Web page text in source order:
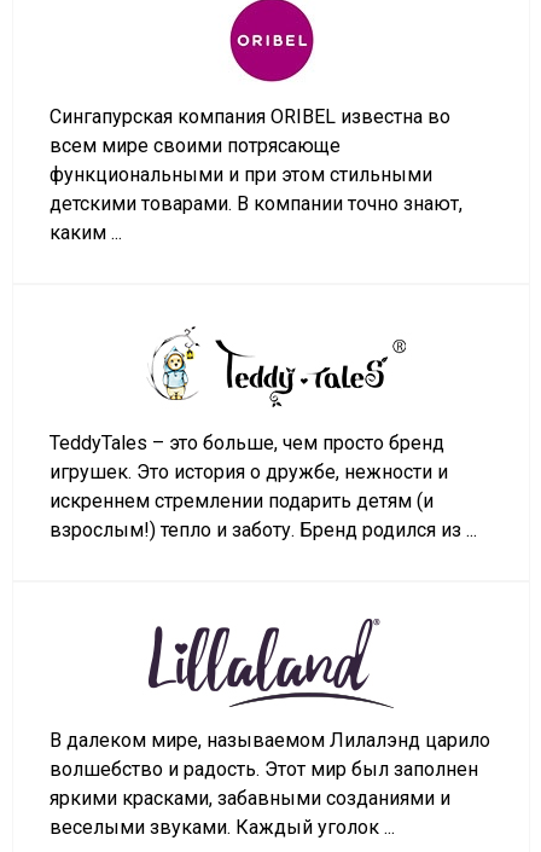
Сингапурская компания ORIBEL известна во
всем мире своими потрясающе
функциональными и при этом стильными
детскими товарами. В компании точно знают,
каким ...
TeddyTales – это больше, чем просто бренд
игрушек. Это история о дружбе, нежности и
искреннем стремлении подарить детям (и
взрослым!) тепло и заботу. Бренд родился из ...
В далеком мире, называемом Лилалэнд царило
волшебство и радость. Этот мир был заполнен
яркими красками, забавными созданиями и
веселыми звуками. Каждый уголок ...